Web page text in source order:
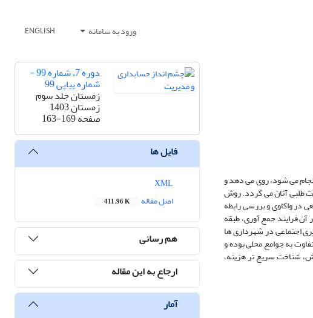
ورود به سامانه ENGLISH
می شود، روی می دهد و
طلبی آنان می گردد. روش
در واکاوی و بررسی رابطه
فرایند جمع آوری، طبقه
اجتماعی در شهرداری ها
به جوامع محلی بوده و
شناخت سریع تر هزینه،
دوره 7، شماره 99 -
شماره پیاپی 99
زمستان جلد سوم
زمستان 1403
صفحه163-169
فایل ها
اصل مقاله
411.96 K
هم رسانی
ارجاع به این مقاله
آمار